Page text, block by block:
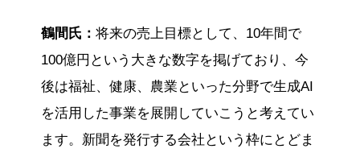
鶴間氏： 将来の売上目標として、10年間で
100億円という大きな数字を掲げており、今
後は福祉、健康、農業といった分野で生成AI
を活用した事業を展開していこうと考えてい
ます。新聞を発行する会社という枠にとどま